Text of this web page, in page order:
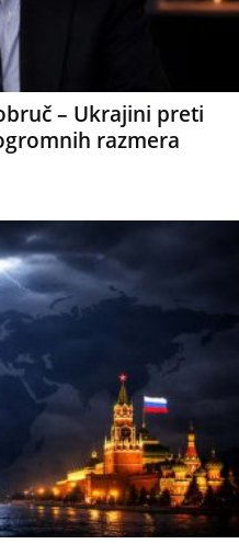
– Ukrajini preti
razmera